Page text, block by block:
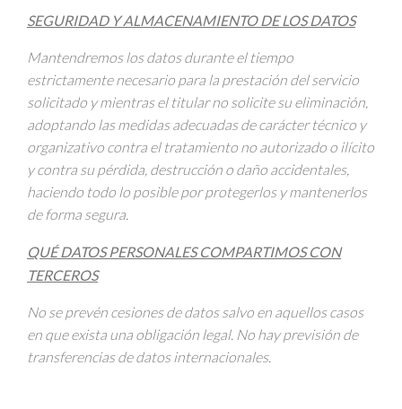
SEGURIDAD Y ALMACENAMIENTO DE LOS DATOS
Mantendremos los datos durante el tiempo
estrictamente necesario para la prestación del servicio
solicitado y mientras el titular no solicite su eliminación,
adoptando las medidas adecuadas de carácter técnico y
organizativo contra el tratamiento no autorizado o ilícito
y contra su pérdida, destrucción o daño accidentales,
haciendo todo lo posible por protegerlos y mantenerlos
de forma segura.
QUÉ DATOS PERSONALES COMPARTIMOS CON
TERCEROS
No se prevén cesiones de datos salvo en aquellos casos
en que exista una obligación legal. No hay previsión de
transferencias de datos internacionales.